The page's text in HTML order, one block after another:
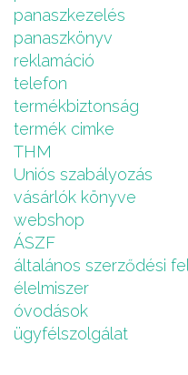
panaszkezelés
panaszkönyv
reklamáció
telefon
termékbiztonság
termék cimke
THM
Uniós szabályozás
vásárlók könyve
webshop
ÁSZF
általános szerződési
élelmiszer
óvodások
ügyfélszolgálat